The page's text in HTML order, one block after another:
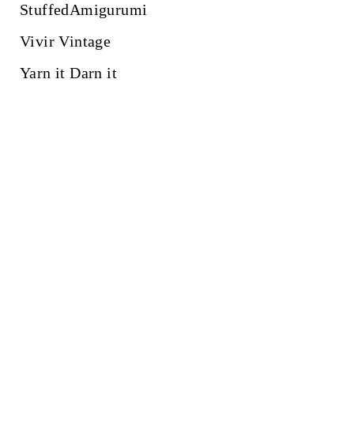
StuffedAmigurumi
Vivir Vintage
Yarn it Darn it